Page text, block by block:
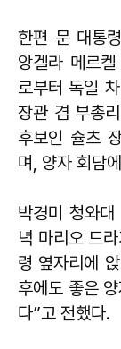
한편 문 대통
앙겔라 메르
로부터 독일
장관 겸 부총
후보인 슐츠
며, 양자 회담
박경미 청와
녁 마리오 드
령 옆자리에
후에도 좋은
다”고 전했다.